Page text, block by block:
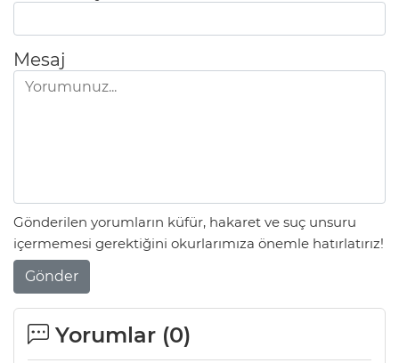
Mesaj
Gönderilen yorumların küfür, hakaret ve suç unsuru
içermemesi gerektiğini okurlarımıza önemle hatırlatırız!
Gönder
Yorumlar (0)